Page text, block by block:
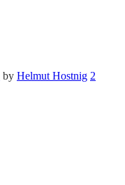
by Helmut Hostnig 2